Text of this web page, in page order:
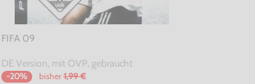
FIFA 09
DE Version, mit OVP, gebraucht
-20% bisher 1,99 €